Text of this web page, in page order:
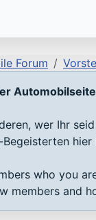
Jetronic: Test
Forum
wer Ihr
who you
members and